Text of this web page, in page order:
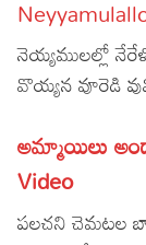
Articles
Facts
Christianity
Hinduism
Hindi
Lyrics in
Tamil
నెయ్యములల్లో
వొయ్యన వూరెడి
అమ్మాయిలు
Video
పలచని చెమటల